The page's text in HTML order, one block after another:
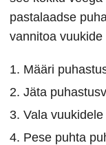
pastalaadse
vannitoa
Määri
Jäta
Vala
Pese puhta